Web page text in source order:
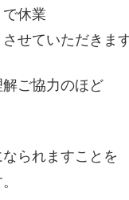
休業
せていただきます
ご協力のほど
られますことを